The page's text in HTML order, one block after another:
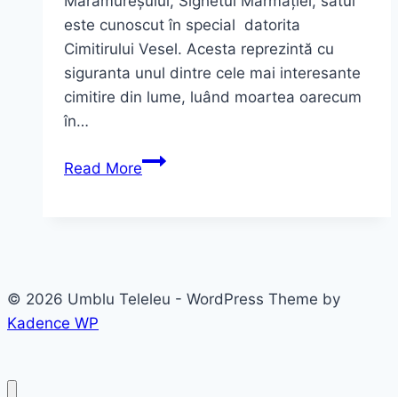
este cunoscut în special datorita
Cimitirului Vesel. Acesta reprezintă cu
siguranta unul dintre cele mai interesante
cimitire din lume, luând moartea oarecum
în…
Read MoreSăpânța
© 2026 Umblu Teleleu - WordPress Theme by
Kadence WP